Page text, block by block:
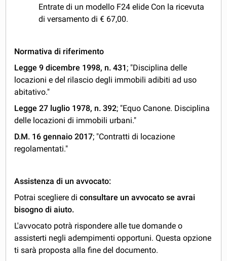
Entrate di un modello F24 elide Con la ricevuta
di versamento di € 67,00.
Normativa di riferimento
Legge 9 dicembre 1998, n. 431 ; "Disciplina delle
locazioni e del rilascio degli immobili adibiti ad uso
abitativo."
Legge 27 luglio 1978, n. 392; "Equo Canone. Disciplina
delle locazioni di immobili urbani."
D.M. 16 gennaio 2017; "Contratti di locazione
regolamentati."
Assistenza di un avvocato:
Potrai scegliere diconsultare un avvocato se avrai
bisogno di aiuto.
L'avvocato potrà rispondere alle tue domande o
assisterti negli adempimenti opportuni. Questa opzione
ti sarà proposta alla fine del documento.